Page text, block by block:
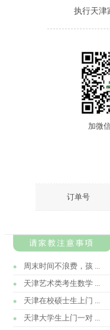
执行天津
加微
订单号
周末时间不浪费，孩 ...
天津艺术类考生数学 ...
天津在校硕士生上门 ...
天津大学生上门一对 ...